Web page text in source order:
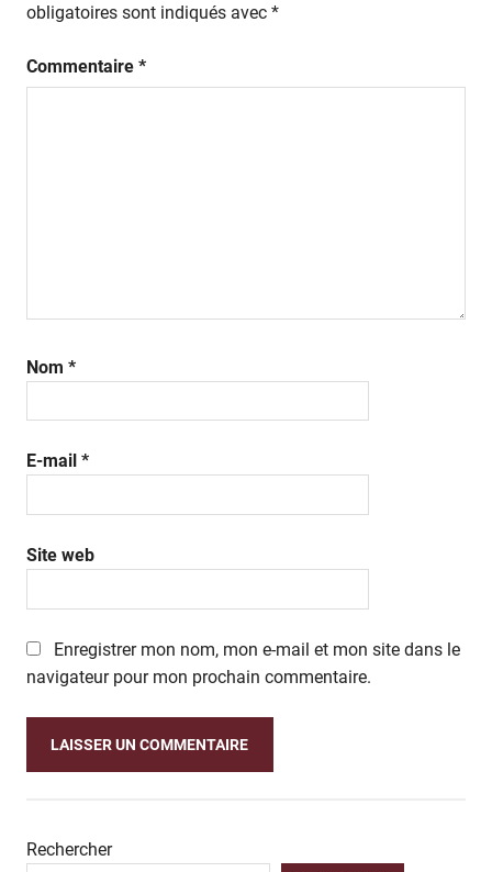
obligatoires sont indiqués avec *
Commentaire *
Nom *
E-mail *
Site web
Enregistrer mon nom, mon e-mail et mon site dans le
navigateur pour mon prochain commentaire.
Rechercher